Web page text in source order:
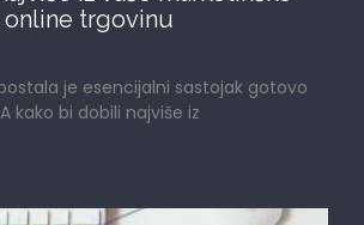
trgovinu
je esencijalni sastojak gotovo
kako bi dobili najviše iz